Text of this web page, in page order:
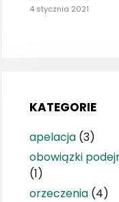
4 stycznia 2021
KATEGORIE
apelacja (3)
obowiązki
(1)
orzeczenia (4)